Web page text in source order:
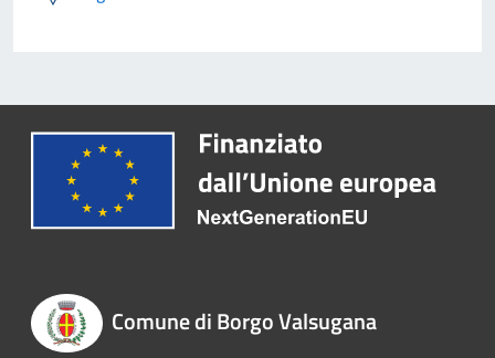
Comune di Borgo Valsugana